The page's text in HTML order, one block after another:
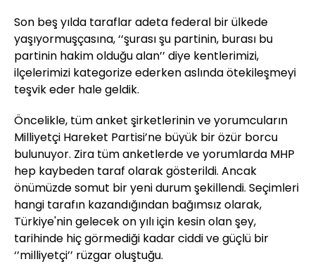
Son beş yılda taraflar adeta federal bir ülkede
yaşıyormuşçasına, ‘‘şurası şu partinin, burası bu
partinin hakim olduğu alan’’ diye kentlerimizi,
ilçelerimizi kategorize ederken aslında ötekileşmeyi
teşvik eder hale geldik.
Öncelikle, tüm anket şirketlerinin ve yorumcuların
Milliyetçi Hareket Partisi’ne büyük bir özür borcu
bulunuyor. Zira tüm anketlerde ve yorumlarda MHP
hep kaybeden taraf olarak gösterildi. Ancak
önümüzde somut bir yeni durum şekillendi. Seçimleri
hangi tarafın kazandığından bağımsız olarak,
Türkiye'nin gelecek on yılı için kesin olan şey,
tarihinde hiç görmediği kadar ciddi ve güçlü bir
‘’milliyetçi’’ rüzgar oluştuğu.